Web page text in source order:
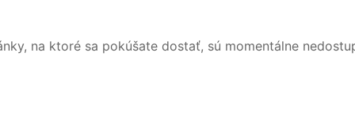
na ktoré sa pokúšate dostať, sú momentálne